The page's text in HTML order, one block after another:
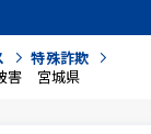
特殊詐欺
害 宮城県